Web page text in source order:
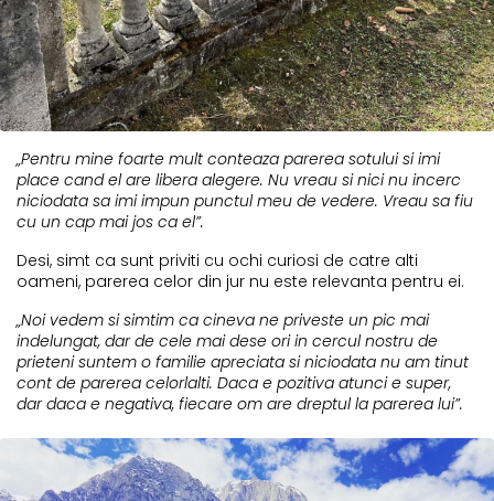
„Pentru mine foarte mult conteaza parerea sotului si imi
place cand el are libera alegere. Nu vreau si nici nu incerc
niciodata sa imi impun punctul meu de vedere. Vreau sa fiu
cu un cap mai jos ca el”.
Desi, simt ca sunt priviti cu ochi curiosi de catre alti
oameni, parerea celor din jur nu este relevanta pentru ei.
„Noi vedem si simtim ca cineva ne priveste un pic mai
indelungat, dar de cele mai dese ori in cercul nostru de
prieteni suntem o familie apreciata si niciodata nu am tinut
cont de parerea celorlalti. Daca e pozitiva atunci e super,
dar daca e negativa, fiecare om are dreptul la parerea lui”.